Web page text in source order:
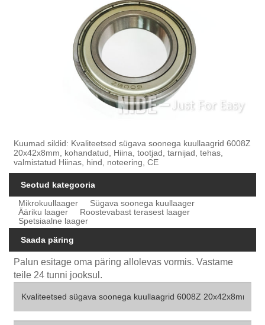
Kuumad sildid: Kvaliteetsed sügava soonega kuullaagrid 6008Z
20x42x8mm, kohandatud, Hiina, tootjad, tarnijad, tehas,
valmistatud Hiinas, hind, noteering, CE
Seotud kategooria
Mikrokuullaager
Sügava soonega kuullaager
Ääriku laager
Roostevabast terasest laager
Spetsiaalne laager
Saada päring
Palun esitage oma päring allolevas vormis. Vastame
teile 24 tunni jooksul.